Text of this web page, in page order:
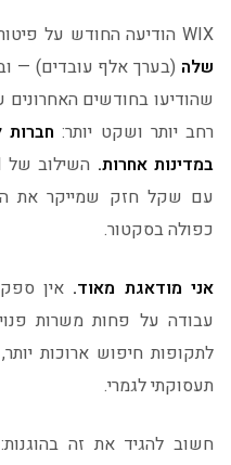
WIX הודיעה החודש על פיטורים של
שלה (בערך אלף עובדים) —
שהודיעו בחודשים האחרונים
רחב יותר ושקט יותר: חברות
במדינות אחרות.
עם שקל חזק שמייקר את
כפולה בסקטור.
אני מודאגת מאוד. אין
עבודה על פחות משרות
לתקופות חיפוש ארוכות
תעסוקתי לגמרי.
חשוב להגיד את זה